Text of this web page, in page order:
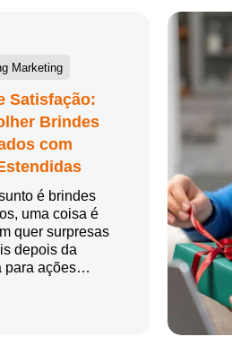
Marketing
Satisfação:
Brindes
com
é brindes
uma coisa é
quer surpresas
depois da
para ações…
Iniciar conversa